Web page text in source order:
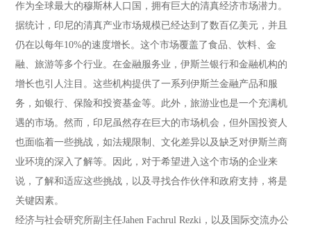
作为全球最大的穆斯林人口国，拥有巨大的清真经济市场潜力。
据统计，印尼的清真产业市场规模已经达到了数百亿美元，并且
仍在以每年10%的速度增长。这个市场覆盖了食品、饮料、金
融、旅游等多个行业。在金融服务业，伊斯兰银行和金融机构的
增长也引人注目。这些机构提供了一系列伊斯兰金融产品和服
务，如银行、保险和投资基金等。此外，旅游业也是一个充满机
遇的市场。然而，印尼虽然存在巨大的市场机会，但外国投资人
也面临着一些挑战，如法规限制、文化差异以及缺乏对伊斯兰商
业环境的深入了解等。因此，对于希望进入这个市场的企业来
说，了解和适应这些挑战，以及寻找合作伙伴和政府支持，将是
关键因素。
经济与社会研究所副主任Jahen Fachrul Rezki，以及国际交流办公